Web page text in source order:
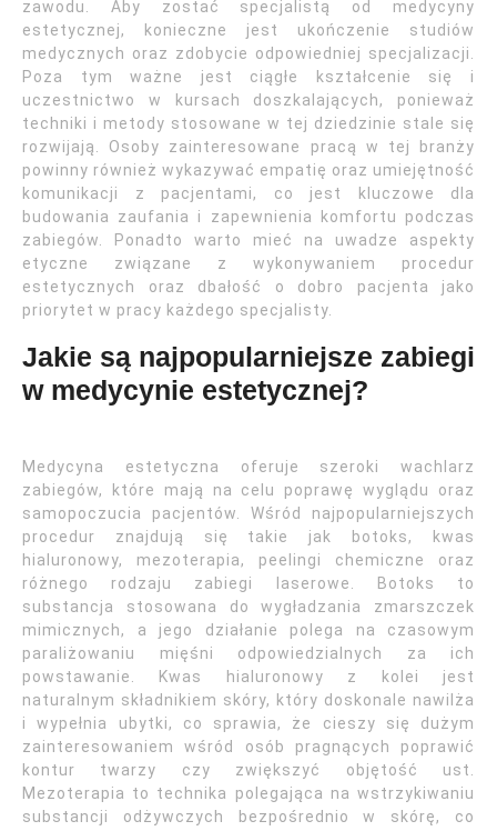
zawodu. Aby zostać specjalistą od medycyny
estetycznej, konieczne jest ukończenie studiów
medycznych oraz zdobycie odpowiedniej specjalizacji.
Poza tym ważne jest ciągłe kształcenie się i
uczestnictwo w kursach doszkalających, ponieważ
techniki i metody stosowane w tej dziedzinie stale się
rozwijają. Osoby zainteresowane pracą w tej branży
powinny również wykazywać empatię oraz umiejętność
komunikacji z pacjentami, co jest kluczowe dla
budowania zaufania i zapewnienia komfortu podczas
zabiegów. Ponadto warto mieć na uwadze aspekty
etyczne związane z wykonywaniem procedur
estetycznych oraz dbałość o dobro pacjenta jako
priorytet w pracy każdego specjalisty.
Jakie są najpopularniejsze zabiegi
w medycynie estetycznej?
Medycyna estetyczna oferuje szeroki wachlarz
zabiegów, które mają na celu poprawę wyglądu oraz
samopoczucia pacjentów. Wśród najpopularniejszych
procedur znajdują się takie jak botoks, kwas
hialuronowy, mezoterapia, peelingi chemiczne oraz
różnego rodzaju zabiegi laserowe. Botoks to
substancja stosowana do wygładzania zmarszczek
mimicznych, a jego działanie polega na czasowym
paraliżowaniu mięśni odpowiedzialnych za ich
powstawanie. Kwas hialuronowy z kolei jest
naturalnym składnikiem skóry, który doskonale nawilża
i wypełnia ubytki, co sprawia, że cieszy się dużym
zainteresowaniem wśród osób pragnących poprawić
kontur twarzy czy zwiększyć objętość ust.
Mezoterapia to technika polegająca na wstrzykiwaniu
substancji odżywczych bezpośrednio w skórę, co